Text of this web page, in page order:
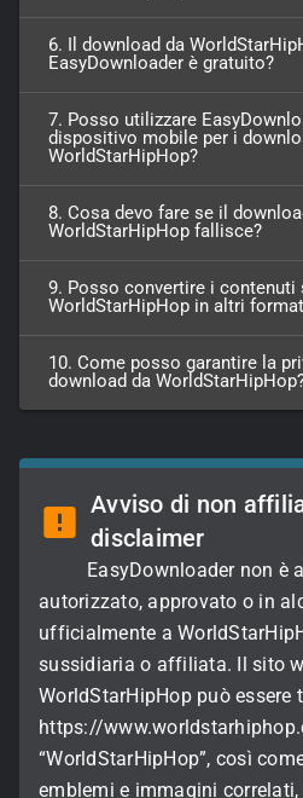
6. Il download da
EasyDownloader è gratuito?
7. Posso utilizzare
dispositivo mobile per i
WorldStarHipHop?
8. Cosa devo fare se il
WorldStarHipHop fallisce?
9. Posso convertire i contenuti
WorldStarHipHop in altri
10. Come posso garantire la
download da
Avviso di non
disclaimer
EasyDownloader non è
autorizzato, approvato o in
ufficialmente a
sussidiaria o affiliata. Il sito
WorldStarHipHop può essere
https://
“WorldStarHipHop”, così
emblemi e immagini correlati,